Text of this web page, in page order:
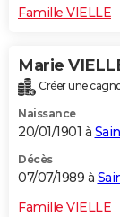
Famille VIELLE
Marie
Créer une
Naissance
20/01/1901 à
Décès
07/07/1989 à
Famille VIELLE